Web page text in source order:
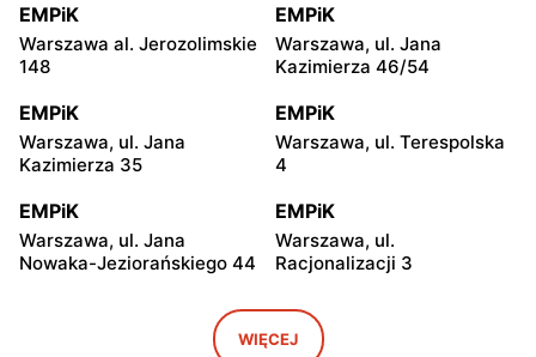
EMPiK
Warszawa al. Jerozolimskie
148
EMPiK
Warszawa, ul. Jana
Kazimierza 46/54
EMPiK
Warszawa, ul. Jana
Kazimierza 35
EMPiK
Warszawa, ul. Terespolska
4
EMPiK
Warszawa, ul. Jana
Nowaka-Jeziorańskiego 44
EMPiK
Warszawa, ul.
Racjonalizacji 3
Warszawa, ul. Bukowa 25
EMPiK
Warszawa, ul. Górczewska
WIĘCEJ